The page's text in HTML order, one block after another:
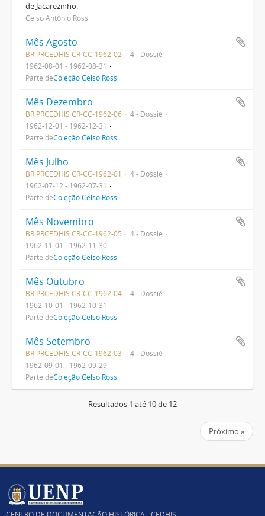
de Jacarezinho.
Celso Antônio Rossi
Mês Agosto
BR PRCEDHIS CR-CC-1962-02
4 - Dossiê
1962-08-01 - 1962-08-31
Parte deColeção Celso Rossi
Mês Dezembro
BR PRCEDHIS CR-CC-1962-06
4 - Dossiê
1962-12-01 - 1962-12-31
Parte deColeção Celso Rossi
Mês Julho
BR PRCEDHIS CR-CC-1962-01
4 - Dossiê
1962-07-12 - 1962-07-31
Parte deColeção Celso Rossi
Mês Novembro
BR PRCEDHIS CR-CC-1962-05
4 - Dossiê
1962-11-01 - 1962-11-30
Parte deColeção Celso Rossi
Mês Outubro
BR PRCEDHIS CR-CC-1962-04
4 - Dossiê
1962-10-01 - 1962-10-31
Parte deColeção Celso Rossi
Mês Setembro
BR PRCEDHIS CR-CC-1962-03
4 - Dossiê
1962-09-01 - 1962-09-29
Parte deColeção Celso Rossi
Resultados 1 até 10 de 12
Próximo »